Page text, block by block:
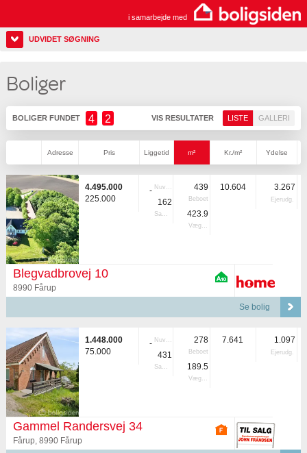
i samarbejde med
UDVIDET SØGNING
Boliger
BOLIGER FUNDET 4 2 VIS RESULTATER LISTE GALLERI
Adresse Pris Liggetid m² Kr./m² Ydelse
4.495.000
225.000
- Nuvær.
162
Samlet
439
Beboet
423.9
Vægtet
10.604 3.267
Ejerudg.
Blegvadbrovej 10
8990 Fårup
Se bolig
1.448.000
75.000
- Nuvær.
431
Samlet
278
Beboet
189.5
Vægtet
7.641 1.097
Ejerudg.
Gammel Randersvej 34
Fårup, 8990 Fårup